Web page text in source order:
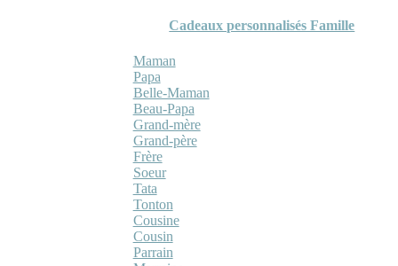
Cadeaux personnalisés Famille
Maman
Papa
Belle-Maman
Beau-Papa
Grand-mère
Grand-père
Frère
Soeur
Tata
Tonton
Cousine
Cousin
Parrain